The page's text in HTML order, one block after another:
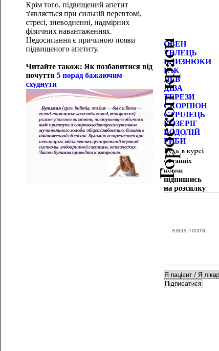
Крім того, підвищений апетит
з'являється при сильній перевтомі,
стресі, зневодненні, надмірних
фізичних навантаженнях.
Недосипання є причиною появи
підвищеного апетиту.
Читайте також: Як позбавитися від
почуття 5 порад бажаючим
схуднути
Гороскоп краси
ОВЕН
ТЕЛЕЦЬ
БЛИЗНЮКИ
РАК
ЛЕВ
ДІВА
ТЕРЕЗИ
СКОРПІОН
СТРІЛЕЦЬ
КОЗЕРІГ
ВОДОЛІЙ
РИБИ
Будь в курсі
останніх
новин
підпишись
на розсилку
Підписатися